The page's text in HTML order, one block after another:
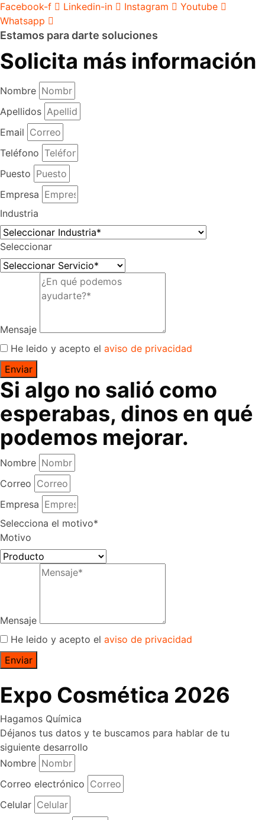
Facebook-f
Linkedin-in Instagram
Youtube
Whatsapp
Estamos para darte soluciones
Solicita más información
Nombre
Apellidos
Email
Teléfono
Puesto
Empresa
Industria
Seleccionar
Mensaje
He leido y acepto el aviso de privacidad
Enviar
Si algo no salió como
esperabas, dinos en qué
podemos mejorar.
Nombre
Correo
Empresa
Selecciona el motivo*
Motivo
Mensaje
He leido y acepto el aviso de privacidad
Enviar
Expo Cosmética 2026
Hagamos Química
Déjanos tus datos y te buscamos para hablar de tu
siguiente desarrollo
Nombre
Correo electrónico
Celular